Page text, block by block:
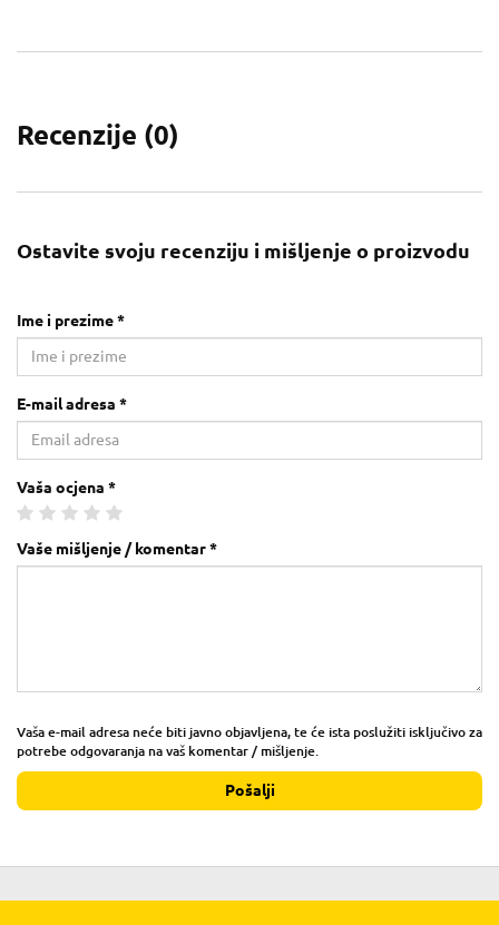
Recenzije (0)
Ostavite svoju recenziju i mišljenje o proizvodu
Ime i prezime *
E-mail adresa *
Vaša ocjena *
Vaše mišljenje / komentar *
Vaša e-mail adresa neće biti javno objavljena, te će ista poslužiti isključivo za
potrebe odgovaranja na vaš komentar / mišljenje.
Pošalji